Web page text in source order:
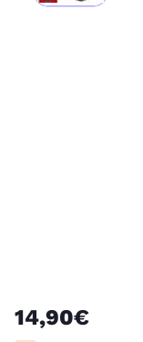
14,90€